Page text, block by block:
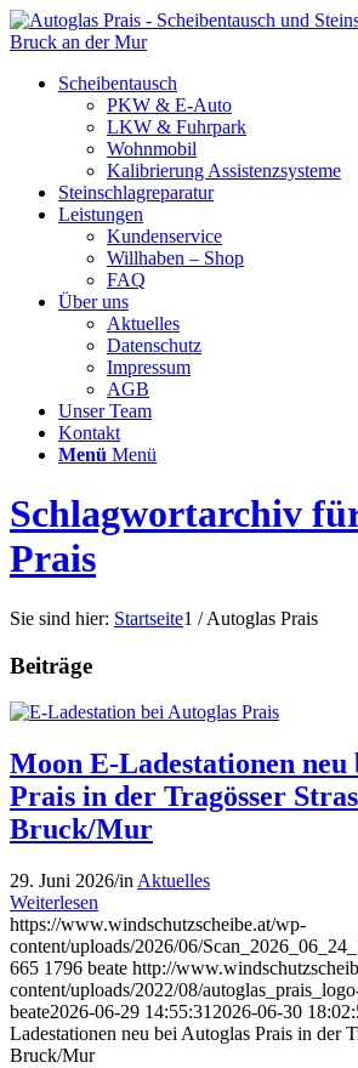
Scheibentausch
PKW & E-Auto
LKW & Fuhrpark
Wohnmobil
Kalibrierung Assistenzsysteme
Steinschlagreparatur
Leistungen
Kundenservice
Willhaben – Shop
FAQ
Über uns
Aktuelles
Datenschutz
Impressum
AGB
Unser Team
Kontakt
Menü Menü
Schlagwortarchiv
Prais
Sie sind hier: Startseite1 / Autoglas Prais
Beiträge
Moon E-Ladestationen neu
Prais in der Tragösser
Bruck/Mur
29. Juni 2026/in Aktuelles
Weiterlesen
https://www.windschutzscheibe.at/wp-
content/uploads/2026/06/
665 1796 beate http://
content/uploads/2022/08/
beate2026-06-29 14:55:31 2026-06-30
Ladestationen neu bei Autoglas Prais in der
Bruck/Mur